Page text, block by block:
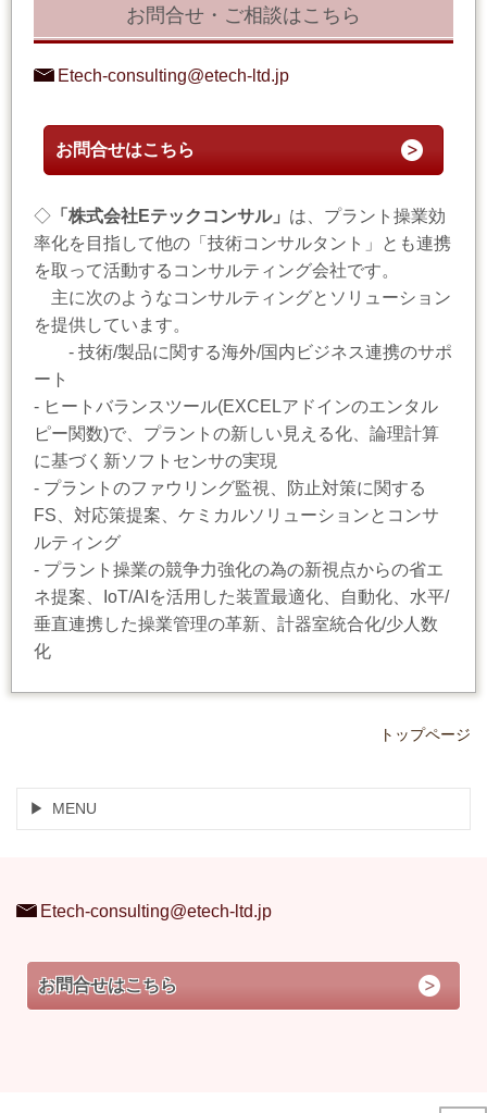
お問合せ・ご相談はこちら
Etech-consulting@etech-ltd.jp
お問合せはこちら
◇ 「株式会社Eテックコンサル」 は、プラント操業効
率化を目指して他の「技術コンサルタント」とも連携
を取って活動するコンサルティング会社です。
主に次のようなコンサルティングとソリューション
を提供しています。
- 技術/製品に関する海外/国内ビジネス連携のサポ
ート
- ヒートバランスツール(EXCELアドインのエンタル
ピー関数)で、プラントの新しい見える化、論理計算
に基づく新ソフトセンサの実現
- プラントのファウリング監視、防止対策に関する
FS、対応策提案、ケミカルソリューションとコンサ
ルティング
- プラント操業の競争力強化の為の新視点からの省エ
ネ提案、IoT/AIを活用した装置最適化、自動化、水平/
垂直連携した操業管理の革新、計器室統合化/少人数
化
トップページ
MENU
Etech-consulting@etech-ltd.jp
お問合せはこちら